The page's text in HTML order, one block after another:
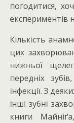
погодитися,
експериментів
Кількість
цих
нижньої
передніх
інфекції. З
інші зубні
книги